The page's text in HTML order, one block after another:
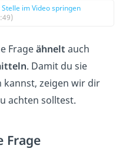
im Video springen
Frageähnelt auch
. Damit du sie
kannst, zeigen wir dir
achten solltest.
Frage